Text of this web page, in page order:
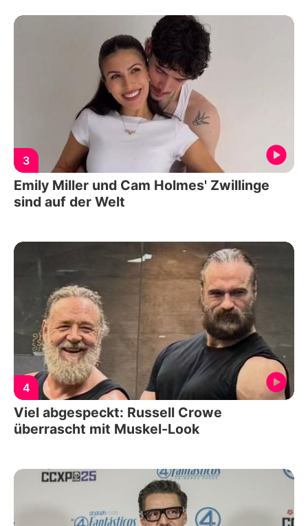
3
Emily Miller und Cam Holmes' Zwillinge
sind auf der Welt
4
Viel abgespeckt: Russell Crowe
überrascht mit Muskel-Look